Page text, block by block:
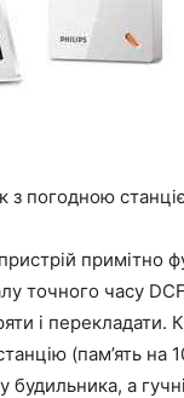
з погодною
примітно
точного часу
і перекладати.
(пам’ять на
будильника, а